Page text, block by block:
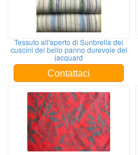
Tessuto all'aperto di Sunbrella dei
cuscini del bello panno durevole del
jacquard
Contattaci